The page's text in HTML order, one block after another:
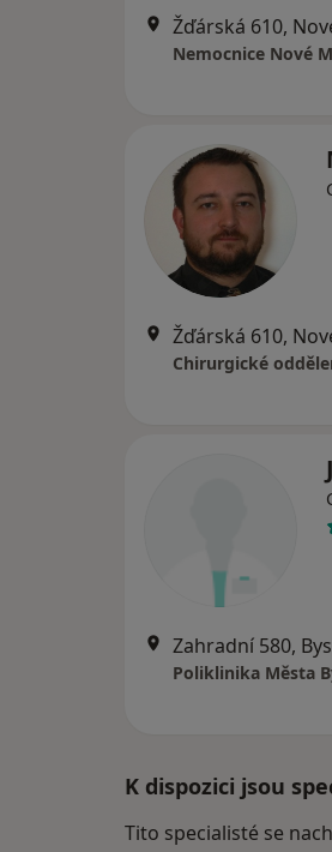
Žďárská 610,
Nemocnice Nové
Žďárská 610,
Zahradní 580,
Poliklinika Města
K dispozici jsou
Tito specialisté se